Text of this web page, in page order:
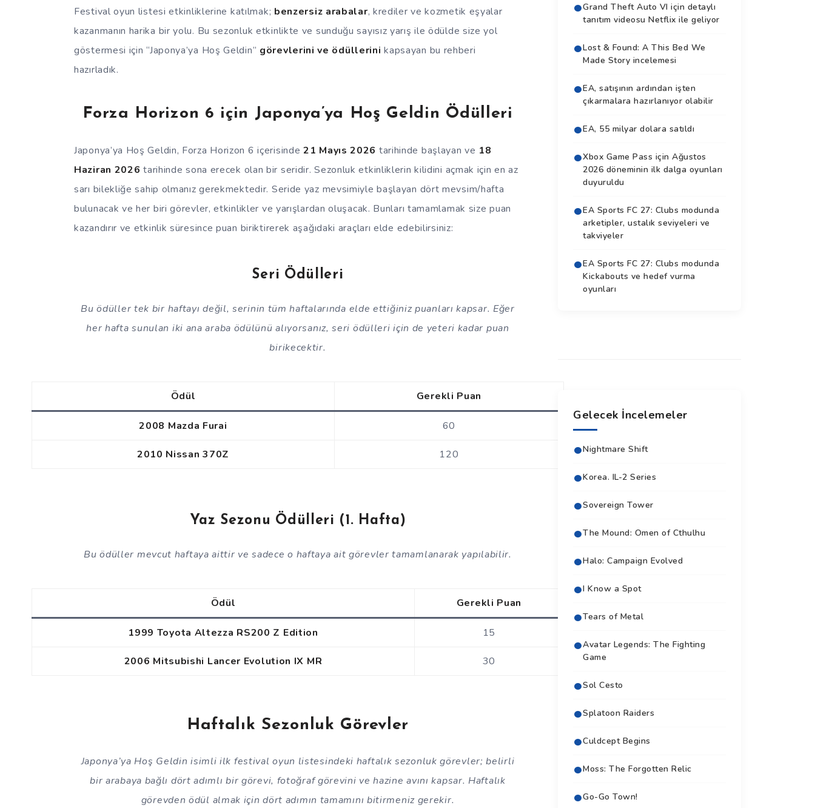
Festival oyun listesi etkinliklerine katılmak; benzersiz arabalar, krediler ve kozmetik eşyalar
kazanmanın harika bir yolu. Bu sezonluk etkinlikte ve sunduğu sayısız yarış ile ödülde size yol
göstermesi için “Japonya’ya Hoş Geldin” görevlerini ve ödüllerini kapsayan bu rehberi
hazırladık.
Forza Horizon 6 için Japonya’ya Hoş Geldin Ödülleri
Japonya’ya Hoş Geldin, Forza Horizon 6 içerisinde 21 Mayıs 2026 tarihinde başlayan ve 18
Haziran 2026 tarihinde sona erecek olan bir seridir. Sezonluk etkinliklerin kilidini açmak için en az
sarı bilekliğe sahip olmanız gerekmektedir. Seride yaz mevsimiyle başlayan dört mevsim/hafta
bulunacak ve her biri görevler, etkinlikler ve yarışlardan oluşacak. Bunları tamamlamak size puan
kazandırır ve etkinlik süresince puan biriktirerek aşağıdaki araçları elde edebilirsiniz:
Seri Ödülleri
Bu ödüller tek bir haftayı değil, serinin tüm haftalarında elde ettiğiniz puanları kapsar. Eğer
her hafta sunulan iki ana araba ödülünü alıyorsanız, seri ödülleri için de yeteri kadar puan
birikecektir.
Ödül Gerekli Puan
2008 Mazda Furai 60
2010 Nissan 370Z 120
Yaz Sezonu Ödülleri (1. Hafta)
Bu ödüller mevcut haftaya aittir ve sadece o haftaya ait görevler tamamlanarak yapılabilir.
Ödül Gerekli Puan
1999 Toyota Altezza RS200 Z Edition 15
2006 Mitsubishi Lancer Evolution IX MR 30
Haftalık Sezonluk Görevler
Japonya’ya Hoş Geldin isimli ilk festival oyun listesindeki haftalık sezonluk görevler; belirli
bir arabaya bağlı dört adımlı bir görevi, fotoğraf görevini ve hazine avını kapsar. Haftalık
görevden ödül almak için dört adımın tamamını bitirmeniz gerekir.
Grand Theft Auto VI için detaylı
tanıtım videosu Netflix ile geliyor
Lost & Found: A This Bed We
Made Story incelemesi
EA, satışının ardından işten
çıkarmalara hazırlanıyor olabilir
EA, 55 milyar dolara satıldı
Xbox Game Pass için Ağustos
2026 döneminin ilk dalga oyunları
duyuruldu
EA Sports FC 27: Clubs modunda
arketipler, ustalık seviyeleri ve
takviyeler
EA Sports FC 27: Clubs modunda
Kickabouts ve hedef vurma
oyunları
Gelecek İncelemeler
Nightmare Shift
Korea. IL-2 Series
Sovereign Tower
The Mound: Omen of Cthulhu
Halo: Campaign Evolved
I Know a Spot
Tears of Metal
Avatar Legends: The Fighting
Game
Sol Cesto
Splatoon Raiders
Culdcept Begins
Moss: The Forgotten Relic
Go-Go Town!